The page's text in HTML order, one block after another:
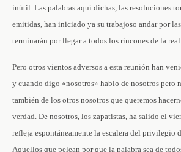
inútil. Las palabras aquí dichas, las resoluciones
emitidas, han iniciado ya su trabajoso andar por
terminarán por llegar a todos los rincones de la
Pero otros vientos adversos a esta reunión han
y cuando digo «nosotros» hablo de nosotros pero
también de los otros nosotros que queremos
verdad. De nosotros, los zapatistas, ha salido el
refleja espontáneamente la escalera del privilegio
Aquellos que pelean por que la palabra sea de